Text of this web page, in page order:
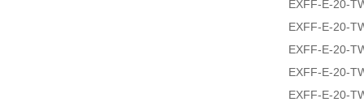
EXFF-E-20-
EXFF-E-20-
EXFF-E-20-
EXFF-E-20-
EXFF-E-20-